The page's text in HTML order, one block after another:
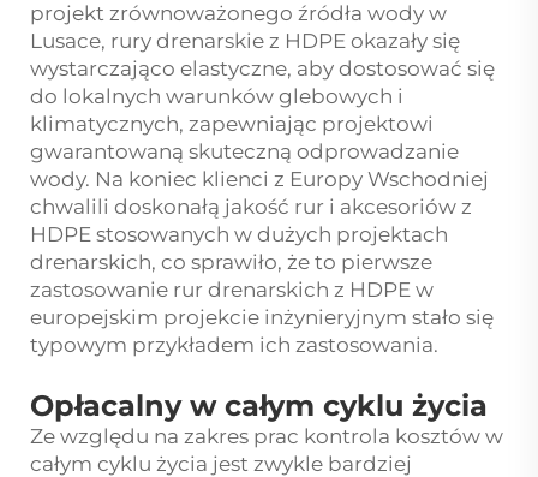
projekt zrównoważonego źródła wody w
Lusace, rury drenarskie z HDPE okazały się
wystarczająco elastyczne, aby dostosować się
do lokalnych warunków glebowych i
klimatycznych, zapewniając projektowi
gwarantowaną skuteczną odprowadzanie
wody. Na koniec klienci z Europy Wschodniej
chwalili doskonałą jakość rur i akcesoriów z
HDPE stosowanych w dużych projektach
drenarskich, co sprawiło, że to pierwsze
zastosowanie rur drenarskich z HDPE w
europejskim projekcie inżynieryjnym stało się
typowym przykładem ich zastosowania.
Opłacalny w całym cyklu życia
Ze względu na zakres prac kontrola kosztów w
całym cyklu życia jest zwykle bardziej